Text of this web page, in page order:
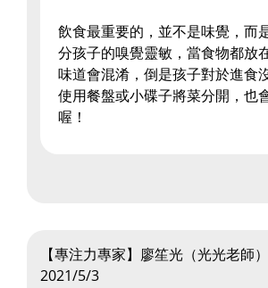
飲食最重要的，並不是味覺，而
分孩子的嗅覺靈敏，當食物都放
味道會混淆，倒是孩子對於進食
使用餐盤或小碟子將菜分開，也
喔！
【專注力專家】廖笙光（光光老師）
2021/5/3